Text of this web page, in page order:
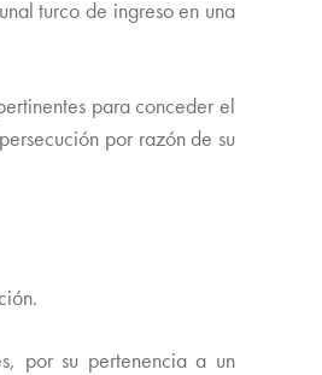
turco de ingreso en una
para conceder el
por razón de su
por su pertenencia a un